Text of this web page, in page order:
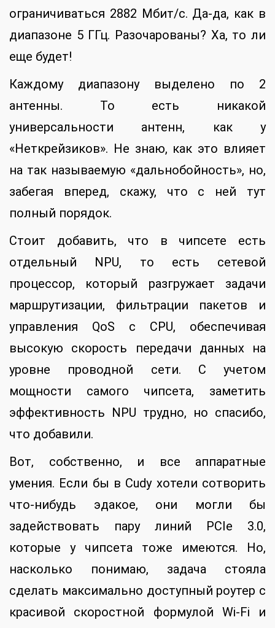
ограничиваться 2882 Мбит/с. Да-да, как в
диапазоне 5 ГГц. Разочарованы? Ха, то ли
еще будет!
Каждому диапазону выделено по 2
антенны. То есть никакой
универсальности антенн, как у
«Неткрейзиков». Не знаю, как это влияет
на так называемую «дальнобойность», но,
забегая вперед, скажу, что с ней тут
полный порядок.
Стоит добавить, что в чипсете есть
отдельный NPU, то есть сетевой
процессор, который разгружает задачи
маршрутизации, фильтрации пакетов и
управления QoS с CPU, обеспечивая
высокую скорость передачи данных на
уровне проводной сети. С учетом
мощности самого чипсета, заметить
эффективность NPU трудно, но спасибо,
что добавили.
Вот, собственно, и все аппаратные
умения. Если бы в Cudy хотели сотворить
что-нибудь эдакое, они могли бы
задействовать пару линий PCIe 3.0,
которые у чипсета тоже имеются. Но,
насколько понимаю, задача стояла
сделать максимально доступный роутер с
красивой скоростной формулой Wi-Fi и